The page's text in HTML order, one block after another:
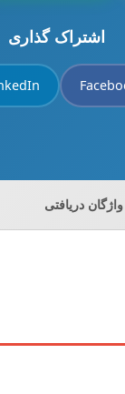
اشتراک گذاری
دریافتی